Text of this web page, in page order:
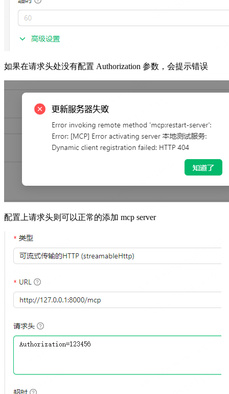
如果在请求头处没有配置 Authorization 参数，会提示错误
配置上请求头则可以正常的添加 mcp server